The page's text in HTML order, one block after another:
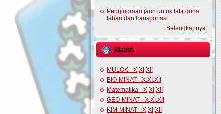
Pengindraan jauh untuk tata guna
lahan dan transportasi
:: Selengkapnya
Silabus
MULOK - X,XI,XII
BIO-MINAT - X,XI,XII
Matematika - X,XI,XII
GEO-MINAT - X,XI,XII
KIM-MINAT - X,XI,XII